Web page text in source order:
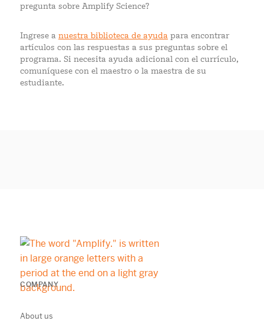
pregunta sobre Amplify Science?
Ingrese a nuestra biblioteca de ayuda para encontrar
artículos con las respuestas a sus preguntas sobre el
programa. Si necesita ayuda adicional con el currículo,
comuníquese con el maestro o la maestra de su
estudiante.
COMPANY
About us